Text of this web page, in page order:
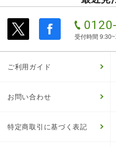
受付時間
ご利用ガイド
お問い合わせ
特定商取引に基づく表記